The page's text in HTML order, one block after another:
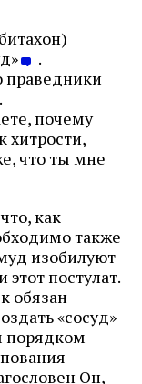
.
праведники
почему
хитрости,
что ты мне
как
также
изобилуют
постулат.
обязан
«сосуд»
порядком
Он,